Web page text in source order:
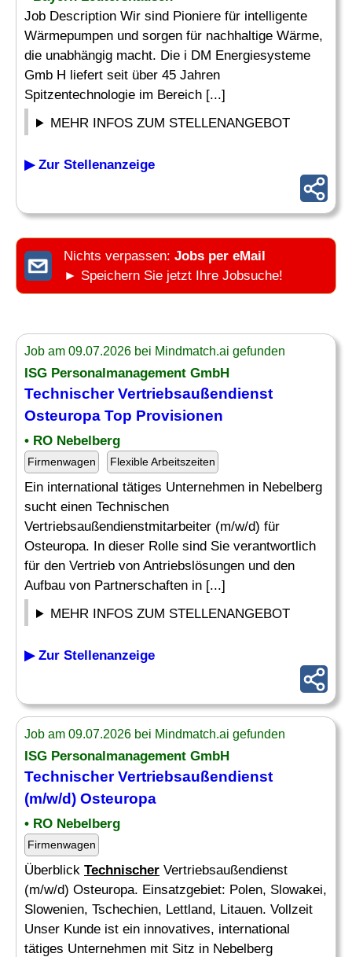
Job Description Wir sind Pioniere für intelligente
Wärmepumpen und sorgen für nachhaltige Wärme,
die unabhängig macht. Die i DM Energiesysteme
Gmb H liefert seit über 45 Jahren
Spitzentechnologie im Bereich [...]
MEHR INFOS ZUM STELLENANGEBOT
▶ Zur Stellenanzeige
Nichts verpassen: Jobs per eMail
► Speichern Sie jetzt Ihre Jobsuche!
Job am 09.07.2026 bei Mindmatch.ai gefunden
ISG Personalmanagement GmbH
TechnischerVertriebsaußendienst
Osteuropa Top Provisionen
• RO Nebelberg
Firmenwagen Flexible Arbeitszeiten
Ein international tätiges Unternehmen in Nebelberg
sucht einen Technischen
Vertriebsaußendienstmitarbeiter (m/w/d) für
Osteuropa. In dieser Rolle sind Sie verantwortlich
für den Vertrieb von Antriebslösungen und den
Aufbau von Partnerschaften in [...]
MEHR INFOS ZUM STELLENANGEBOT
▶ Zur Stellenanzeige
Job am 09.07.2026 bei Mindmatch.ai gefunden
ISG Personalmanagement GmbH
TechnischerVertriebsaußendienst
(m/w/d) Osteuropa
• RO Nebelberg
Firmenwagen
Überblick Technischer Vertriebsaußendienst
(m/w/d) Osteuropa. Einsatzgebiet: Polen, Slowakei,
Slowenien, Tschechien, Lettland, Litauen. Vollzeit
Unser Kunde ist ein innovatives, international
tätiges Unternehmen mit Sitz in Nebelberg